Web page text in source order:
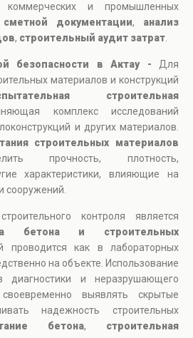
коммерческих и промышленных
документации, анализ
, строительный аудит затрат
безопасности в Актау - Для
материалов и конструкций
строительная
комплекс исследований
и других материалов.
строительных материалов
прочность, плотность,
характеристики, влияющие на
сооружений.
контроля является
бетона и строительных
проводится как в лабораторных
на объекте. Использование
диагностики и неразрушающего
выявлять скрытые
надежность строительных
бетона, строительная